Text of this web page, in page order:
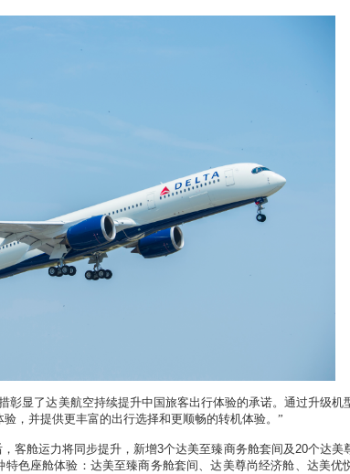
彰显了达美航空持续提升中国旅客出行体验的承诺。通过升级机
，并提供更丰富的出行选择和更顺畅的转机体验。”
客舱运力将同步提升，新增3个达美至臻商务舱套间及20个达美
特色座舱体验：达美至臻商务舱套间、达美尊尚经济舱、达美优